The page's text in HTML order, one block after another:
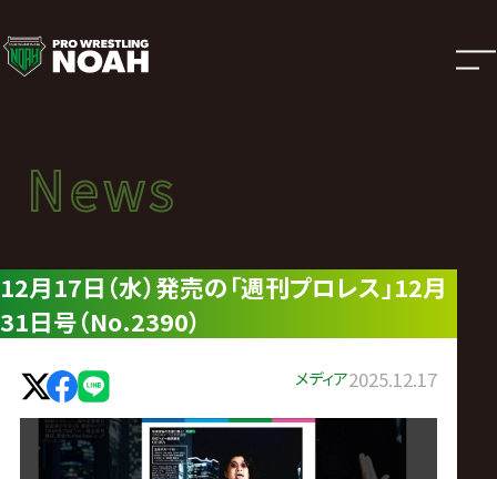
ニ
ュ
ー
ス
|
プ
ロ
News
ニュース
News
12月17日（水）発売の「週刊プロレス」12月
31日号（No.2390）
メディア2025.12.17